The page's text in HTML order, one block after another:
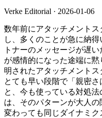
Verke Editorial · 2026-01-06
数年前にアタッチメント
し、多くのことが急に納
トナーのメッセージが遅
が感情的になった途端に
明されたアタッチメント
とても早い段階で「親密
と、今も使っている対処
は、そのパターンが大人
変わっても同じダイナミ